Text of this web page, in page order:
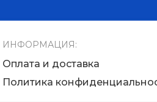
ИНФОРМАЦИЯ:
Оплата и доставка
Политика